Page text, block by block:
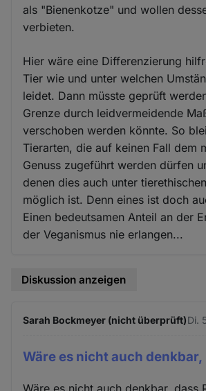
als "Bienenkotze" und wollen
verbieten.
Hier wäre eine Differenzierung
Tier wie und unter welchen
leidet. Dann müsste geprüft
Grenze durch leidvermeidende
verschoben werden könnte. So
Tierarten, die auf keinen Fall dem
Genuss zugeführt werden dürfen
denen dies auch unter
möglich ist. Denn eines ist doch
Einen bedeutsamen Anteil an der
der Veganismus nie erlangen...
Diskussion anzeigen
Sarah Bockmeyer (nicht überprüft)Di.
Wäre es nicht auch denkbar,